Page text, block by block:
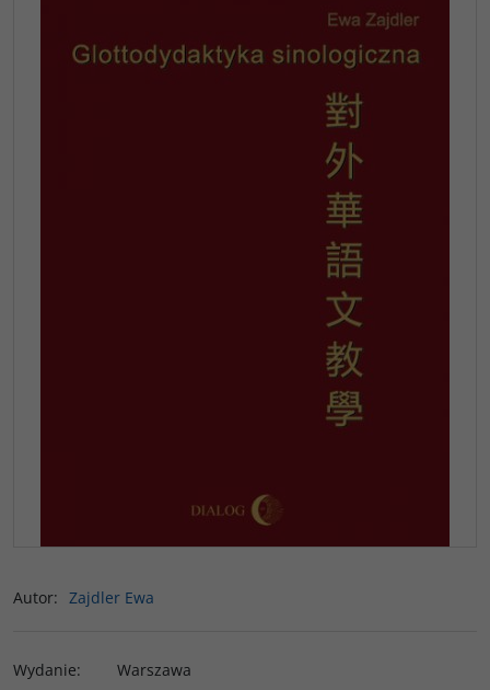
Autor: Zajdler Ewa
Wydanie:
Warszawa